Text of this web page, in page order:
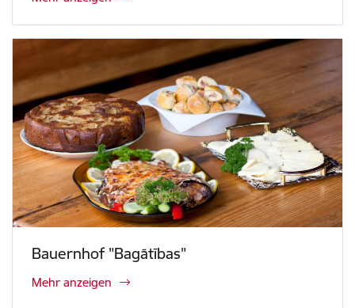
Bauernhof "Bagātības"
Mehr anzeigen